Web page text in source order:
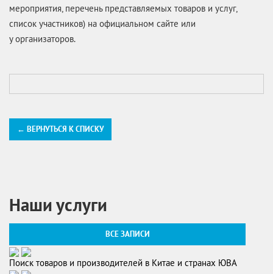
мероприятия, перечень представляемых товаров и услуг,
список участников) на официальном сайте или
у организаторов.
← ВЕРНУТЬСЯ К СПИСКУ
Наши услуги
ВСЕ ЗАПИСИ
Поиск товаров и производителей в Китае и странах ЮВА